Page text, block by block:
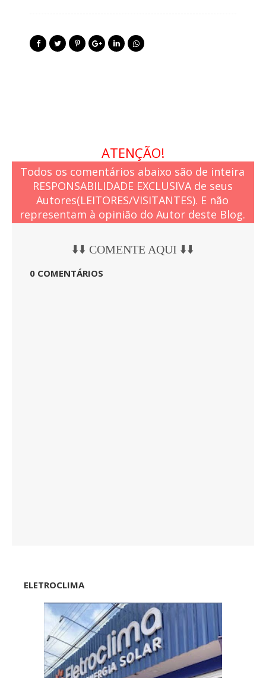
ATENÇÃO!
Todos os comentários abaixo são de inteira
RESPONSABILIDADE EXCLUSIVA de seus
Autores(LEITORES/VISITANTES). E não
representam à opinião do Autor deste Blog.
⬇️⬇️ COMENTE AQUI ⬇️⬇️
0 COMENTÁRIOS
ELETROCLIMA